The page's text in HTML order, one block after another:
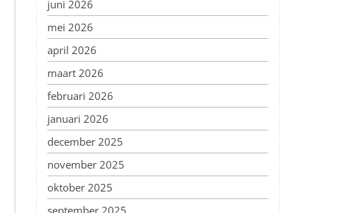
juni 2026
mei 2026
april 2026
maart 2026
februari 2026
januari 2026
december 2025
november 2025
oktober 2025
september 2025